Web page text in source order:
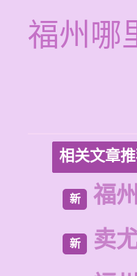
福州哪
相关文章
新 福
新
卖